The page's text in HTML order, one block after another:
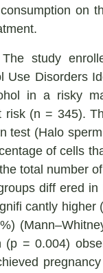
on
The study
Use Disorders
in a risky
risk (n = 345).
test (Halo
of cells
total number
diff ered
cantly
(p = 0.004)